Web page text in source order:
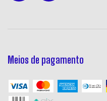
Meios de pagamento